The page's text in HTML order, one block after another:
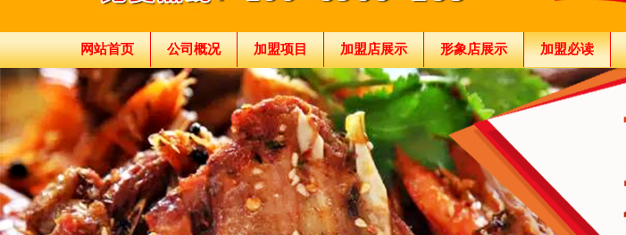
网站首页 公司概况 加盟项目 加盟店展示 形象店展示 加盟必读